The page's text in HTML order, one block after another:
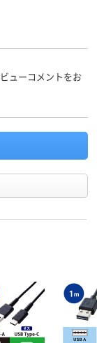
ューコメントをお